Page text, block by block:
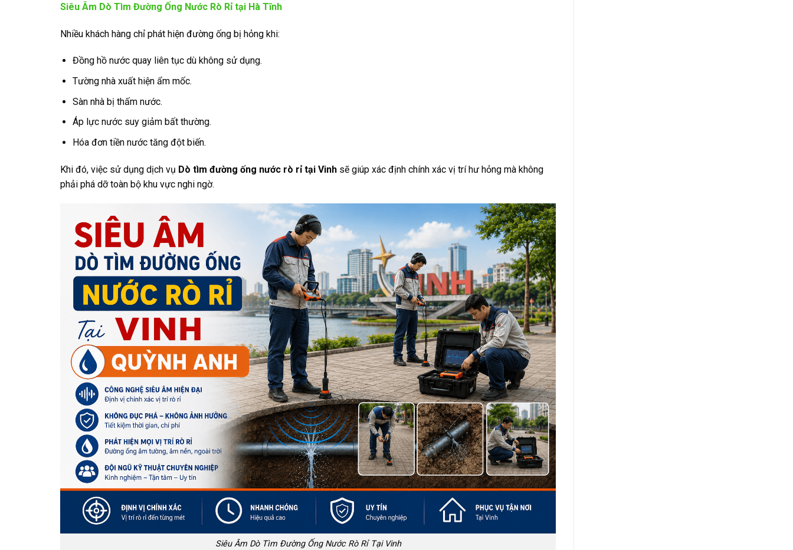
Siêu Âm Dò Tìm Đường Ống Nước Rò Rỉ tại Hà Tĩnh
Nhiều khách hàng chỉ phát hiện đường ống bị hỏng khi:
Đồng hồ nước quay liên tục dù không sử dụng.
Tường nhà xuất hiện ẩm mốc.
Sàn nhà bị thấm nước.
Áp lực nước suy giảm bất thường.
Hóa đơn tiền nước tăng đột biến.
Khi đó, việc sử dụng dịch vụ Dò tìm đường ống nước rò rỉ tại Vinh sẽ giúp xác định chính xác vị trí hư hỏng mà không
phải phá dỡ toàn bộ khu vực nghi ngờ.
Siêu Âm Dò Tìm Đường Ống Nước Rò Rỉ Tại Vinh